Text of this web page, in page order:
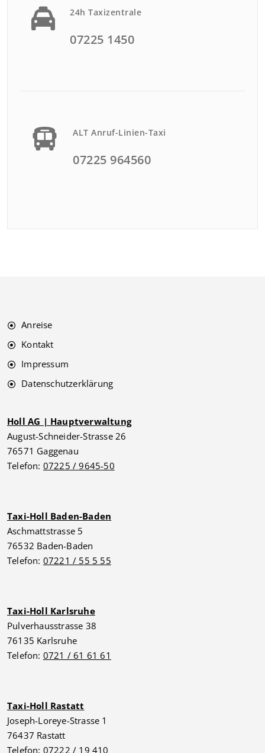
24h Taxizentrale
07225 1450
ALT Anruf-Linien-Taxi
07225 964560
Anreise
Kontakt
Impressum
Datenschutzerklärung
Holl AG | Hauptverwaltung
August-Schneider-Strasse 26
76571 Gaggenau
Telefon: 07225 / 9645-50
Taxi-Holl Baden-Baden
Aschmattstrasse 5
76532 Baden-Baden
Telefon: 07221 / 55 5 55
Taxi-Holl Karlsruhe
Pulverhausstrasse 38
76135 Karlsruhe
Telefon: 0721 / 61 61 61
Taxi-Holl Rastatt
Joseph-Loreye-Strasse 1
76437 Rastatt
Telefon: 07222 / 19 410